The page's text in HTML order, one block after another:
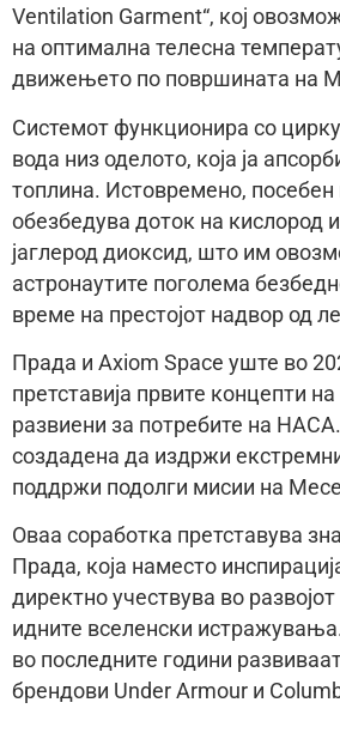
Ventilation Garment“, кој
на оптимална телесна
движењето по површината на
Системот функционира со
вода низ оделото, која ја
топлина. Истовремено,
обезбедува доток на кислород
јаглерод диоксид, што им
астронаутите поголема
време на престојот надвор од
Прада и Axiom Space уште во
претставија првите концепти
развиени за потребите на
создадена да издржи
поддржи подолги мисии на
Оваа соработка претставува
Прада, која наместо
директно учествува во
идните вселенски
во последните години
брендови Under Armour и